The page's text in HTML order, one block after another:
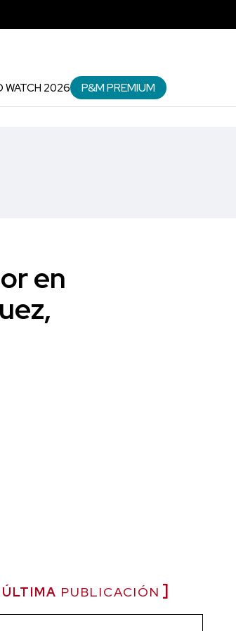
WATCH 2026 P&M PREMIUM
en
ÚLTIMA PUBLICACIÓN